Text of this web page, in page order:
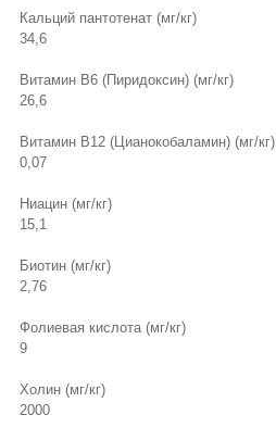
Кальций пантотенат (мг/кг)
34,6
Витамин В6 (Пиридоксин) (мг/кг)
26,6
Витамин В12 (Цианокобаламин) (мг/кг)
0,07
Ниацин (мг/кг)
15,1
Биотин (мг/кг)
2,76
Фолиевая кислота (мг/кг)
9
Холин (мг/кг)
2000